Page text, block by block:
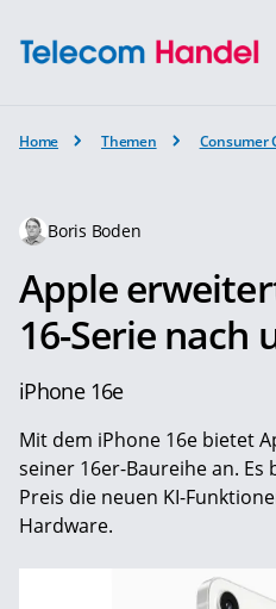
Home Themen Consumer
Boris Boden
Apple
16-Serie nach
iPhone 16e
Mit dem iPhone 16e bietet
seiner 16er-Baureihe an.
Preis die neuen KI-
Hardware.